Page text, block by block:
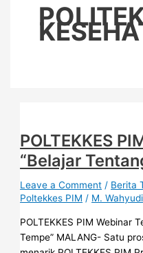
POLTEKKES
“Belajar
Leave a Comment / Berita
Poltekkes PIM / M. Wahyudi
POLTEKKES PIM Webinar
Tempe” MALANG- Satu